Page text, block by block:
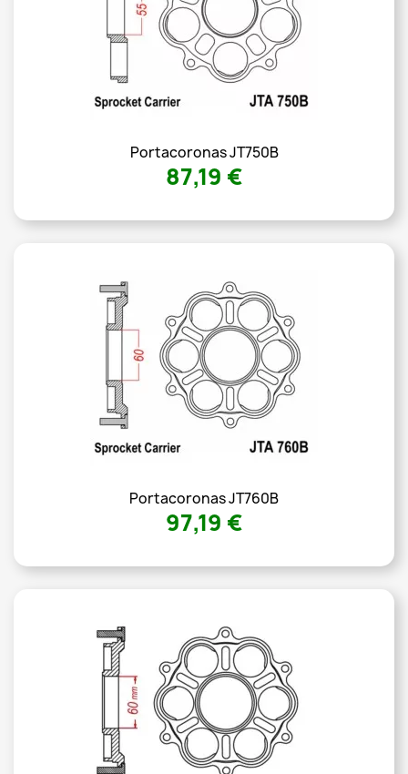
Portacoronas JT750B
87,19 €
Portacoronas JT760B
97,19 €